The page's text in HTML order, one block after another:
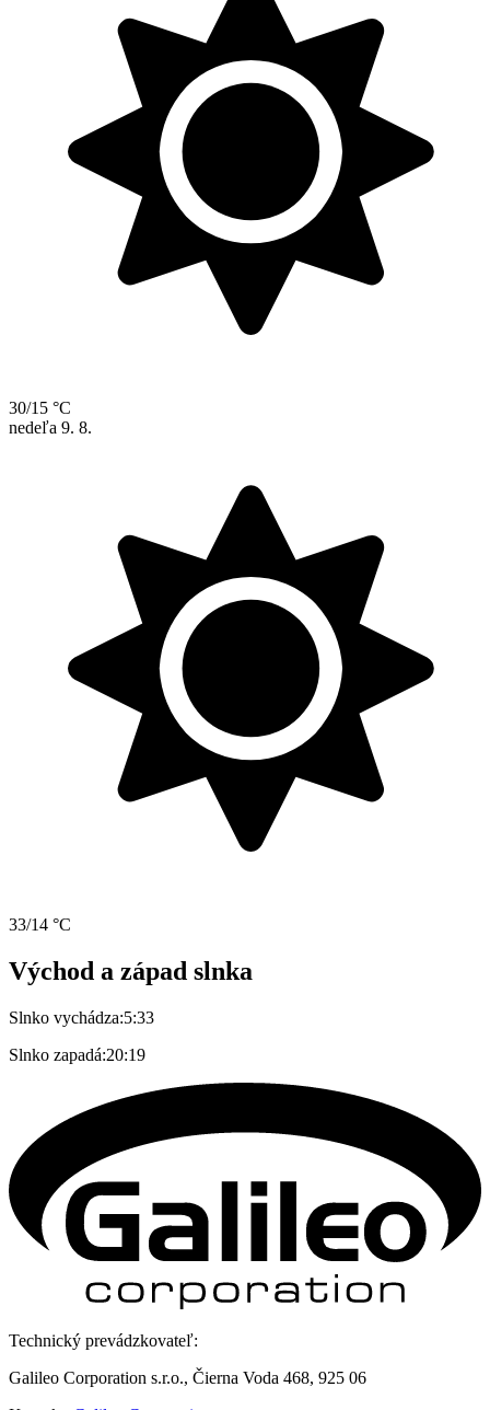
30/15 °C
nedeľa 9. 8.
33/14 °C
Východ a západ slnka
Slnko vychádza:5:33
Slnko zapadá:20:19
Technický prevádzkovateľ:
Galileo Corporation s.r.o., Čierna Voda 468, 925 06